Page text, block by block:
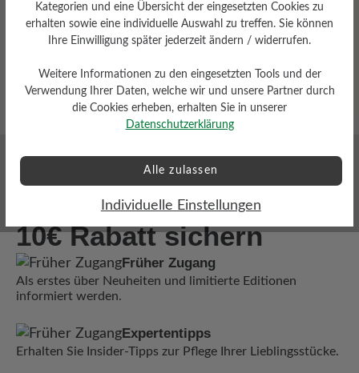
Unisex-Modelle
Barfussschuhe Schnürschuhe Sneaker
Jetzt zum Newsletter anmelden und
Ihre Vorteile sichern!
10€ Rabatt sichern
Früher Zugang
Als erstes über Neuheiten und limitierte Editionen
informiert werden.
Expertentipps
Erhalten Sie Insider-Tipps zur Pflege Ihrer Lieblingsstücke.
Kategorien und eine Übersicht der eingesetzten Cookies zu
erhalten sowie eine individuelle Auswahl zu treffen. Sie können
Ihre Einwilligung später jederzeit ändern / widerrufen.
Weitere Informationen zu den eingesetzten Tools und der
Verwendung Ihrer Daten, welche wir und unsere Partner durch
die Cookies erheben, erhalten Sie in unserer
Datenschutzerklärung
Alle zulassen
Individuelle Einstellungen